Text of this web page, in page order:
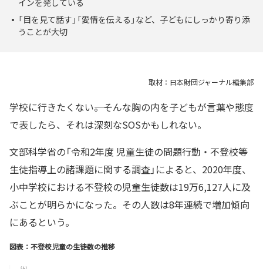
インを発している
「目を見て話す」「愛情を伝える」など、子どもにしっかり寄り添
うことが大切
取材：日本財団ジャーナル編集部
学校に行きたくない――。そんな胸の内を子どもが言葉や態度
で表したら、それは深刻なSOSかもしれない。
文部科学省の「令和2年度 児童生徒の問題行動・不登校等
生徒指導上の諸課題に関する調査」によると、2020年度、
小中学校における不登校の児童生徒数は19万6,127人に及
ぶことが明らかになった。その人数は8年連続で増加傾向
にあるという。
図表：不登校児童の生徒数の推移